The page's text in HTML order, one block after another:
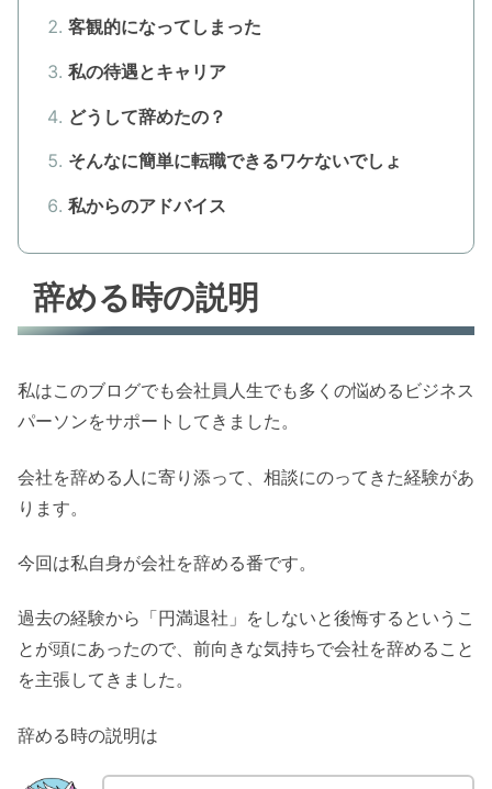
客観的になってしまった
私の待遇とキャリア
どうして辞めたの？
そんなに簡単に転職できるワケないでしょ
私からのアドバイス
辞める時の説明
私はこのブログでも会社員人生でも多くの悩めるビジネス
パーソンをサポートしてきました。
会社を辞める人に寄り添って、相談にのってきた経験があ
ります。
今回は私自身が会社を辞める番です。
過去の経験から「円満退社」をしないと後悔するというこ
とが頭にあったので、前向きな気持ちで会社を辞めること
を主張してきました。
辞める時の説明は